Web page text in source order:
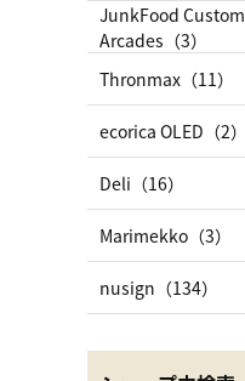
JunkFood Custom
Arcades（3）
Thronmax（11）
ecorica OLED（2）
Deli（16）
Marimekko（3）
nusign（134）